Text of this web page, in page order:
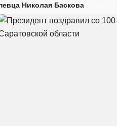
Николая Баскова